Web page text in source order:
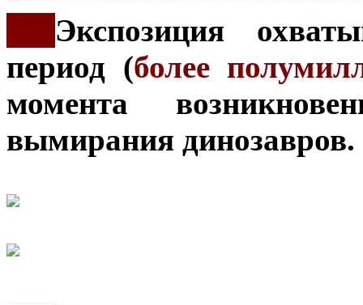
Экспозиция
период (более
момента
вымирания динозавров.